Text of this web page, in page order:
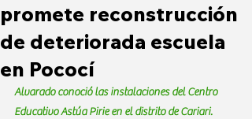
promete reconstrucción
de deteriorada escuela
en Pococí
Alvarado conoció las instalaciones del Centro
Educativo Astúa Pirie en el distrito de Cariari.